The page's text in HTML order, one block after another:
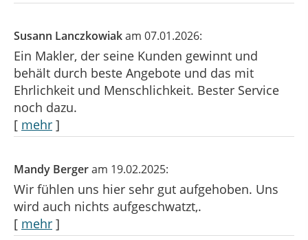
Susann Lanczkowiakam 07.01.2026:
Ein Makler, der seine Kunden gewinnt und
behält durch beste Angebote und das mit
Ehrlichkeit und Menschlichkeit. Bester Service
noch dazu.
[ mehr ]
Mandy Bergeram 19.02.2025:
Wir fühlen uns hier sehr gut aufgehoben. Uns
wird auch nichts aufgeschwatzt,.
[ mehr ]